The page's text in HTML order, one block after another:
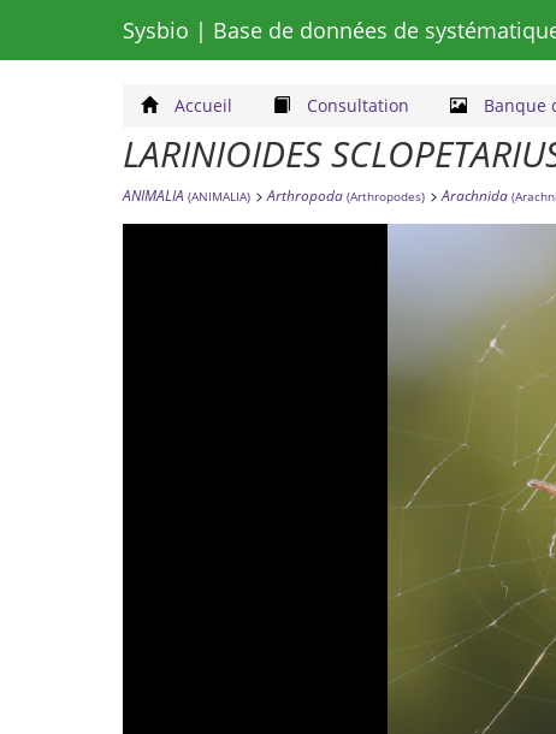
Sysbio | Base de données de
Accueil Consultation Banque
LARINIOIDES
ANIMALIA (ANIMALIA) Arthropoda (Arthropodes) Arachnida